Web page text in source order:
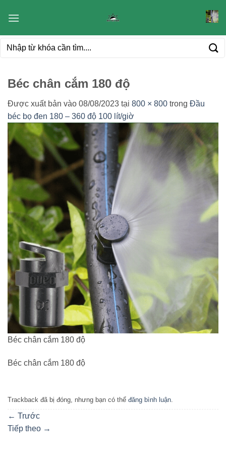
qua
dung
Tìm
Béc chân cắm 180 độ
Được xuất bản vào 08/08/2023 tại 800 × 800 trong Đầu
béc bọ đen 180 – 360 độ 100 lít/giờ
Béc chân cắm 180 độ
Béc chân cắm 180 độ
Trackback đã bị đóng, nhưng bạn có thể đăng bình luận.
← Trước
Tiếp theo →